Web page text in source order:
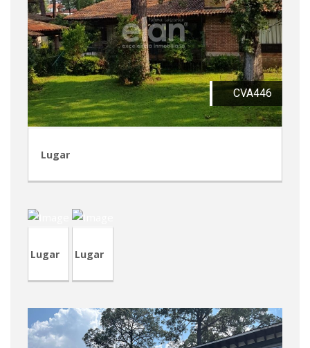
CVA446
Lugar
Lugar Lugar